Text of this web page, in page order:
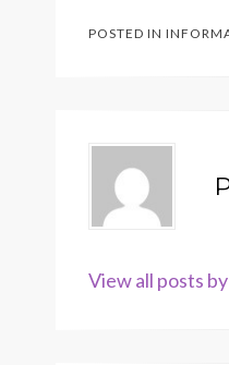
POSTED IN
View all posts